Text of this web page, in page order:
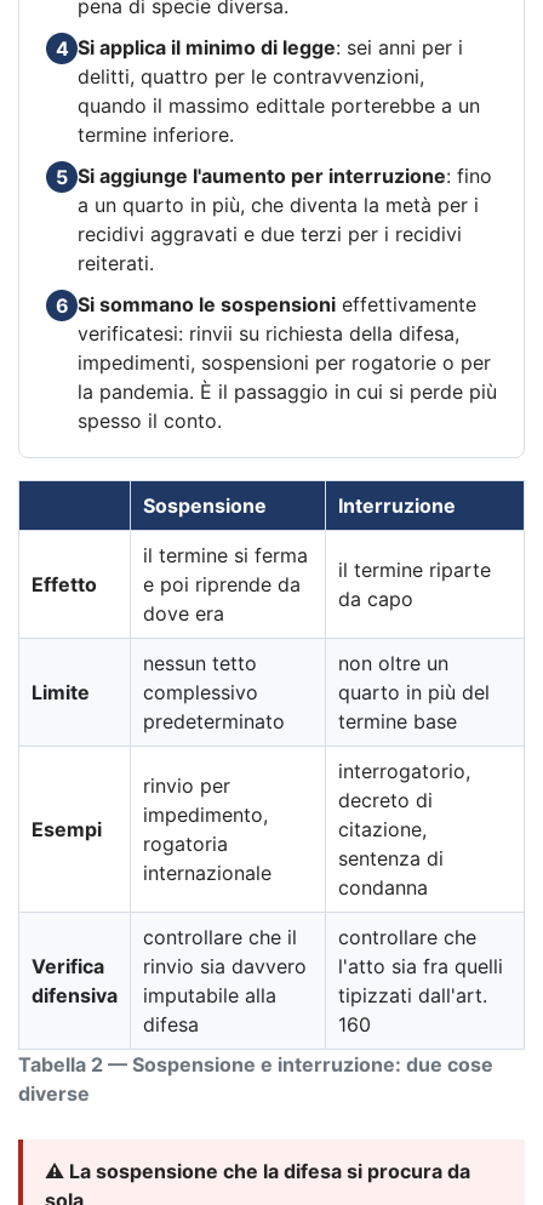
pena di specie diversa.
4 Si applica il minimo di legge: sei anni per i
delitti, quattro per le contravvenzioni,
quando il massimo edittale porterebbe a un
termine inferiore.
5 Si aggiunge l'aumento per interruzione: fino
a un quarto in più, che diventa la metà per i
recidivi aggravati e due terzi per i recidivi
reiterati.
6 Si sommano le sospensioni effettivamente
verificatesi: rinvii su richiesta della difesa,
impedimenti, sospensioni per rogatorie o per
la pandemia. È il passaggio in cui si perde più
spesso il conto.
Tabella 2 — Sospensione e interruzione: due cose
diverse
Sospensione Interruzione
Effetto
il termine si ferma
e poi riprende da
dove era
il termine riparte
da capo
Limite
nessun tetto
complessivo
predeterminato
non oltre un
quarto in più del
termine base
Esempi
rinvio per
impedimento,
rogatoria
internazionale
interrogatorio,
decreto di
citazione,
sentenza di
condanna
Verifica
difensiva
controllare che il
rinvio sia davvero
imputabile alla
difesa
controllare che
l'atto sia fra quelli
tipizzati dall'art.
160
⚠️ La sospensione che la difesa si procura da
sola